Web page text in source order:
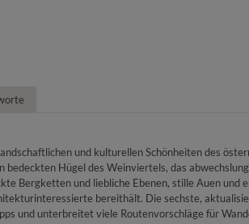
und kulturellen Schönheiten des
Hügel des Weinviertels, das
Bergketten und liebliche Ebenen, stille Auen
bereithält. Die sechste,
und unterbreitet viele Routenvorschläge für